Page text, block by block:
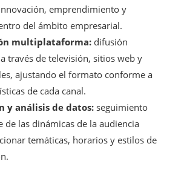
emprendimiento y
del ámbito empresarial.
multiplataforma: difusión
través de televisión, sitios web y
ajustando el formato conforme a
de cada canal.
y análisis de datos: seguimiento
de las dinámicas de la audiencia
temáticas, horarios y estilos de